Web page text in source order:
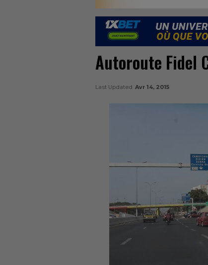
Autoroute Fidel
Last Updated Avr 14, 2015